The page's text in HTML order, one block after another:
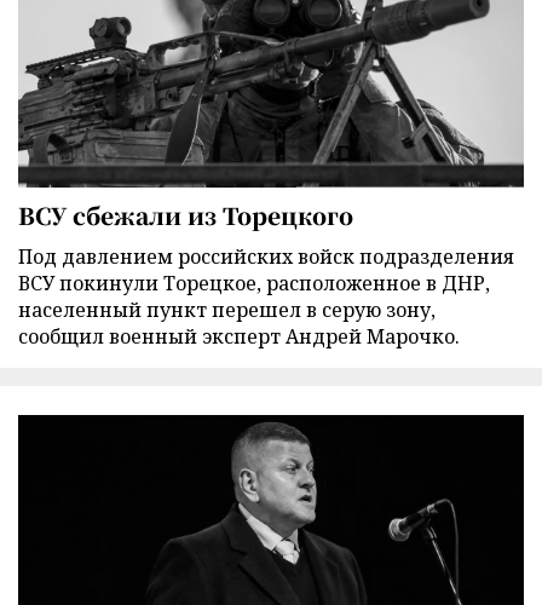
ВСУ сбежали из Торецкого
Под давлением российских войск подразделения
ВСУ покинули Торецкое, расположенное в ДНР,
населенный пункт перешел в серую зону,
сообщил военный эксперт Андрей Марочко.